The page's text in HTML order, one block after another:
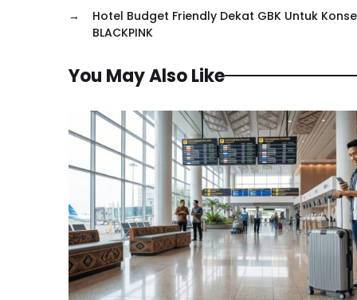
→
Hotel Budget Friendly Dekat GBK Untuk
BLACKPINK
You May Also Like